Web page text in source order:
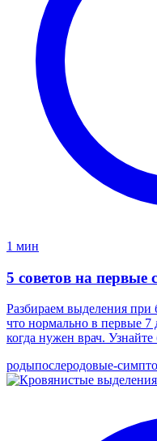
1 мин
5 советов на первые
Разбираем выделения при
что нормально в первые 7
когда нужен врач.
родыпослеродовые-